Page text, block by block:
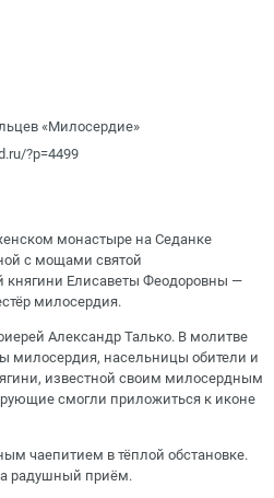
«Милосердие»
?p=4499
монастыре на Седанке
с мощами святой
княгини Елисаветы Феодоровны —
милосердия.
Александр Талько. В молитве
милосердия, насельницы обители и
известной своим милосердным
смогли приложиться к иконе
чаепитием в тёплой обстановке.
радушный приём.